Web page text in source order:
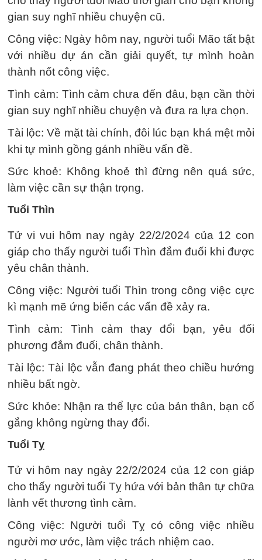
gian suy nghĩ nhiều chuyện cũ.
Công việc: Ngày hôm nay, người tuổi Mão tất bật
với nhiều dự án cần giải quyết, tự mình hoàn
thành nốt công việc.
Tình cảm: Tình cảm chưa đến đâu, bạn cần thời
gian suy nghĩ nhiều chuyện và đưa ra lựa chọn.
Tài lộc: Về mặt tài chính, đôi lúc bạn khá mệt mỏi
khi tự mình gồng gánh nhiều vấn đề.
Sức khoẻ: Không khoẻ thì đừng nên quá sức,
làm việc cần sự thận trọng.
Tuổi Thìn
Tử vi vui hôm nay ngày 22/2/2024 của 12 con
giáp cho thấy người tuổi Thìn đắm đuối khi được
yêu chân thành.
Công việc: Người tuổi Thìn trong công việc cực
kì mạnh mẽ ứng biến các vấn đề xảy ra.
Tình cảm: Tình cảm thay đổi bạn, yêu đối
phương đắm đuối, chân thành.
Tài lộc: Tài lộc vẫn đang phát theo chiều hướng
nhiều bất ngờ.
Sức khỏe: Nhận ra thể lực của bản thân, bạn cố
gắng không ngừng thay đổi.
Tuổi Tỵ
Tử vi hôm nay ngày 22/2/2024 của 12 con giáp
cho thấy người tuổi Tỵ hứa với bản thân tự chữa
lành vết thương tình cảm.
Công việc: Người tuổi Tỵ có công việc nhiều
người mơ ước, làm việc trách nhiệm cao.